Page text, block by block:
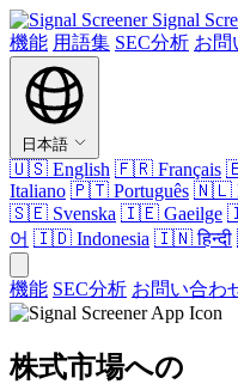
Signal
機能 用語集 SEC分析 お問
日本語
🇺🇸 English 🇫🇷 Français
Italiano 🇵🇹 Português 🇳🇱
🇸🇪 Svenska 🇮🇪 Gaeilge
어 🇮🇩 Indonesia 🇮🇳हिन्दी
機能 SEC分析 お問い合わ
株式市場への